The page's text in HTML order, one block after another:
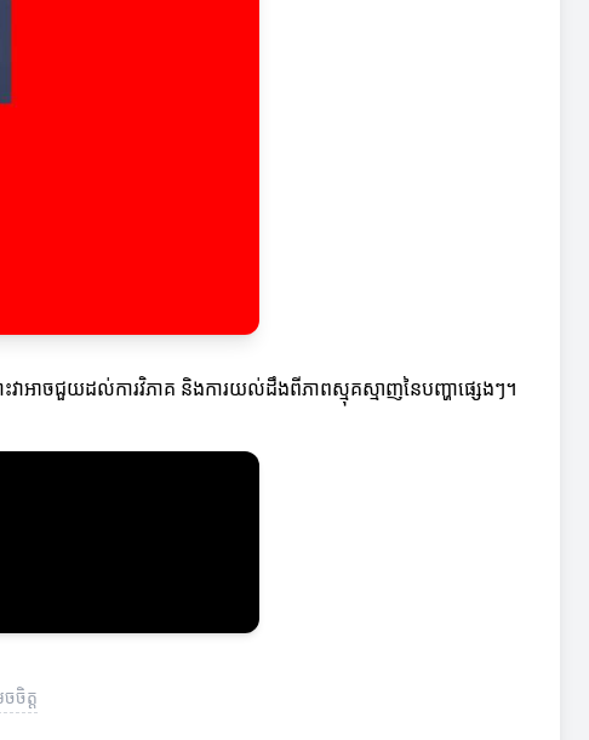
ាអាចជួយដល់ការវិភាគ និងការយល់ដឹងពីភាពស្មុគស្មាញនៃបញ្ហាផ្សេងៗ។
ចិត្ត